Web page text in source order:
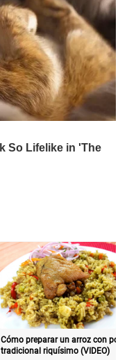
Cómo preparar un arroz con pollo
tradicional riquísimo (VIDEO)